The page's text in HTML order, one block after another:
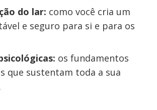
do lar: como você cria um
e seguro para si e para os
os fundamentos
que sustentam toda a sua